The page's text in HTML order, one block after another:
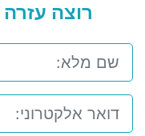
רוצה עזרה